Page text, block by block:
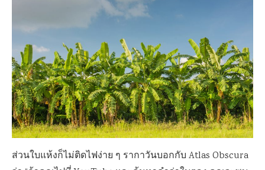
ส่วนใบแห้งก็ไม่ติดไฟง่าย ๆ รากาวันบอกกับ Atlas Obscura